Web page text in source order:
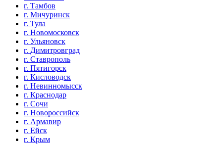
г. Тамбов
г. Мичуринск
г. Тула
г. Новомосковск
г. Ульяновск
г. Димитровград
г. Ставрополь
г. Пятигорск
г. Кисловодск
г. Невинномысск
г. Краснодар
г. Сочи
г. Новороссийск
г. Армавир
г. Ейск
г. Крым